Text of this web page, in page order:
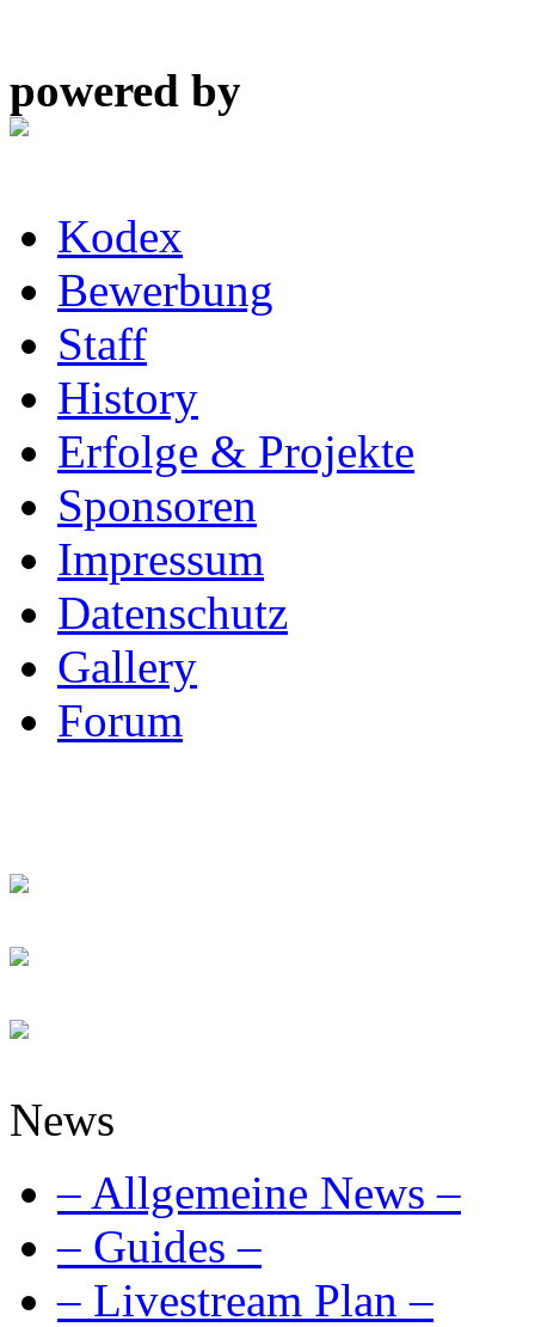
powered by
Kodex
Bewerbung
Staff
History
Erfolge & Projekte
Sponsoren
Impressum
Datenschutz
Gallery
Forum
News
– Allgemeine News –
– Guides –
– Livestream Plan –